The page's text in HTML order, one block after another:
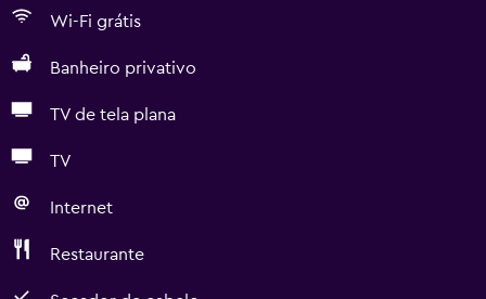
Wi-Fi grátis
Banheiro privativo
TV de tela plana
TV
Internet
Restaurante